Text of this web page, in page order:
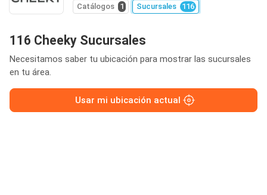
Catálogos 1 Sucursales 116
116 Cheeky Sucursales
Necesitamos saber tu ubicación para mostrar las sucursales
en tu área.
Usar mi ubicación actual